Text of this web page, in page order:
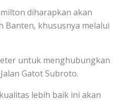
diharapkan akan
Banten, khususnya melalui
untuk menghubungkan
Gatot Subroto.
lebih baik ini akan